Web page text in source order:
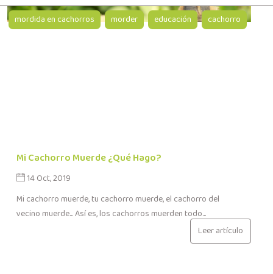
cachorro
educación
morder
mordida en cachorros
Mi Cachorro Muerde ¿Qué Hago?
14 Oct, 2019
Mi cachorro muerde, tu cachorro muerde, el cachorro del
vecino muerde... Así es, los cachorros muerden todo...
Leer artículo